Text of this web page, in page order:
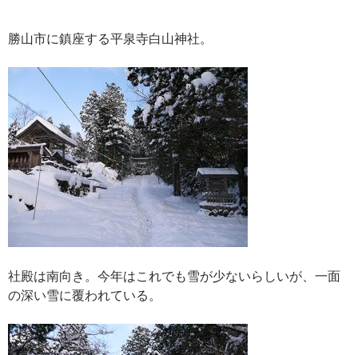
勝山市に鎮座する平泉寺白山神社。
社殿は南向き。今年はこれでも雪が少ないらしいが、一面
の深い雪に覆われている。